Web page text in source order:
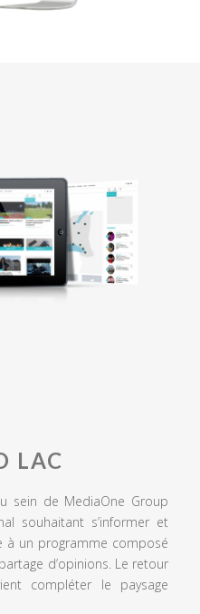
LAC
sein de MediaOne Group
souhaitant s’informer et
à un programme composé
d’opinions. Le retour
compléter le paysage